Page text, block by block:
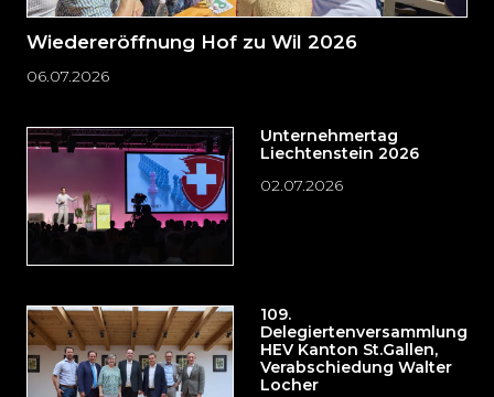
Wiedereröffnung Hof zu Wil 2026
06.07.2026
Unternehmertag
Liechtenstein 2026
02.07.2026
109.
Delegiertenversammlung
HEV Kanton St.Gallen,
Verabschiedung Walter
Locher